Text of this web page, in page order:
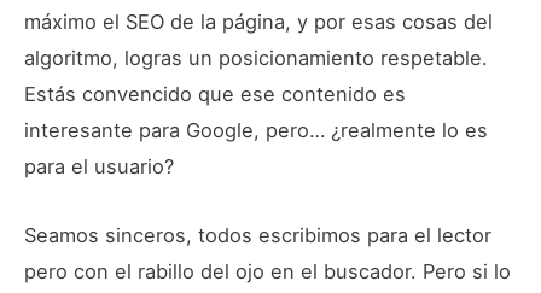
máximo el SEO de la página, y por esas cosas del
algoritmo, logras un posicionamiento respetable.
Estás convencido que ese contenido es
interesante para Google, pero… ¿realmente lo es
para el usuario?
Seamos sinceros, todos escribimos para el lector
pero con el rabillo del ojo en el buscador. Pero si lo